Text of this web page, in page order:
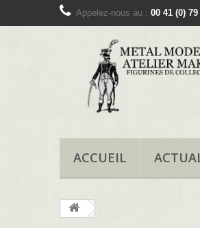
Appelez-nous au : 00 41 (0)
ACCUEIL